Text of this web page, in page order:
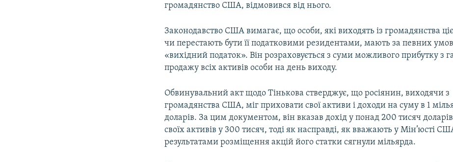
громадянство США, відмовився від нього.
Законодавство США вимагає, що особи, які виходять із громадянства
чи перестають бути її податковими резидентами, мають за певних
«вихідний податок». Він розраховується з суми можливого прибутку з
продажу всіх активів особи на день виходу.
Обвинувальний акт щодо Тінькова стверджує, що росіянин, виходячи з
громадянства США, міг приховати свої активи і доходи на суму в 1
доларів. За цим документом, він вказав дохід у понад 200 тисяч доларів
своїх активів у 300 тисяч, тоді як насправді, як вважають у Мін’юсті
результатами розміщення акцій його статки сягнули мільярда.